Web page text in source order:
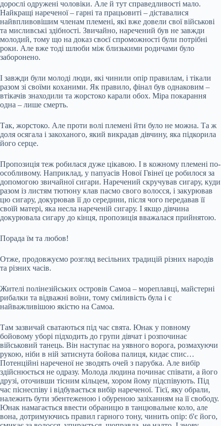
дорослі одружені чоловіки. Але й тут справедливості мало.
Найкращі нареченої – гарні та працьовиті – діставалися
найвпливовішим членам племені, які вже довели свої військові
та мисливські здібності. Звичайно, наречений був не завжди
молодий, тому що на доказ своєї спроможності були потрібні
роки. Але вже тоді шлюби між близькими родичами було
заборонено.
І завжди були молоді люди, які чинили опір правилам, і тікали
разом зі своїми коханими. Як правило, фінал був однаковим –
втікачів знаходили та жорстоко карали обох. Міра покарання
одна – лише смерть.
Так, жорстоко. Але проти волі племені йти було не можна. Та ж
доля осягала і закоханого, який викрадав дівчину, яка підкорила
його серце.
Пропозиція теж робилася дуже цікавою. І в кожному племені по-
особливому. Наприклад, у папуасів Нової Гвінеї це робилося за
допомогою звичайної сигари. Наречений скручував сигару, куди
разом із листям тютюну клав пасмо свого волосся, і закурював
цю сигару, докурював її до середини, після чого передавав її
своїй матері, яка несла нареченій сигару. І якщо дівчина
докурювала сигару до кінця, пропозиція вважалася прийнятою.
Порада їм та любов!
Отже, продовжуємо розгляд весільних традицій різних народів
та різних часів.
Жителі полінезійських островів Самоа – мореплавці, майстерні
рибалки та відважні воїни, тому сміливість була і є
найважливішою якістю на Самоа.
Там зазвичай сватаються під час свята. Юнак у повному
бойовому уборі підходить до групи дівчат і розпочинає
військовий танець. Він наступає на уявного ворога, розмахуючи
рукою, ніби в ній затиснута бойова палиця, кидає спис…
Потенційні нареченої не зводять очей з парубка. Але вибір
здійснюється не одразу. Молода людина починає співати, а його
друзі, оточивши тісним кільцем, хором йому підспівують. Під
час піснеспіву і відбувається вибір нареченої. Тієї, яку обрали,
належить бути збентеженою і обуреною зазіханням на її свободу.
Юнак намагається ввести обраницю в танцювальне коло, але
вона, дотримуючись правил гарного тону, чинить опір: б'є його,